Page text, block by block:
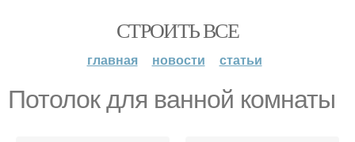
СТРОИТЬ ВСЕ
главная новости статьи
Потолок для ванной комнаты